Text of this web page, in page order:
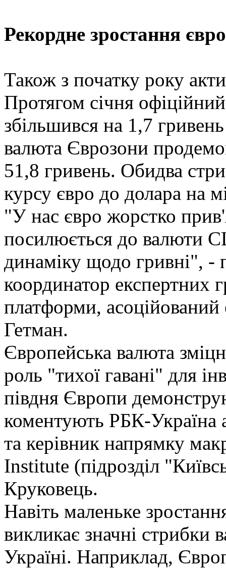
Рекордне зростання євро
Також з початку року
Протягом січня
збільшився на 1,7
валюта Єврозони
51,8 гривень. Обидва
курсу євро до долара на
"У нас євро жорстко
посилюється до валюти
динаміку щодо гривні", -
координатор експертних
платформи,
Гетман.
Європейська валюта
роль "тихої гавані" для
півдня Європи
коментують РБК-Україна
та керівник напрямку
Institute (підрозділ
Круковець.
Навіть маленьке
викликає значні стрибки
Україні. Наприклад,